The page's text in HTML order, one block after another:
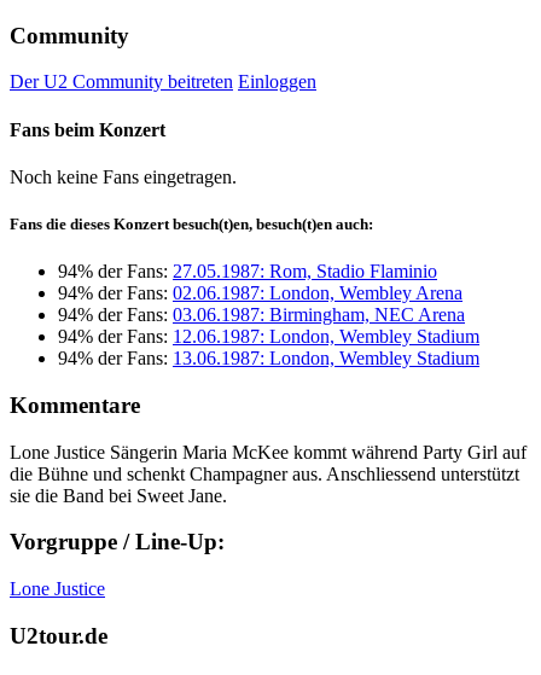
Community
Der U2 Community beitreten Einloggen
Fans beim Konzert
Noch keine Fans eingetragen.
Fans die dieses Konzert besuch(t)en, besuch(t)en auch:
94% der Fans: 27.05.1987: Rom, Stadio Flaminio
94% der Fans: 02.06.1987: London, Wembley Arena
94% der Fans: 03.06.1987: Birmingham, NEC Arena
94% der Fans: 12.06.1987: London, Wembley Stadium
94% der Fans: 13.06.1987: London, Wembley Stadium
Kommentare
Lone Justice Sängerin Maria McKee kommt während Party Girl auf
die Bühne und schenkt Champagner aus. Anschliessend unterstützt
sie die Band bei Sweet Jane.
Vorgruppe / Line-Up:
Lone Justice
U2tour.de